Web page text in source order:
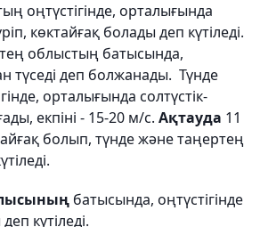
оңтүстігінде, орталығында
көктайғақ болады деп күтіледі.
облыстың батысында,
түседі деп болжанады. Түнде
орталығында солтүстік-
екпіні - 15-20 м/с. Ақтауда 11
болып, түнде және таңертең
батысында, оңтүстігінде
күтіледі.